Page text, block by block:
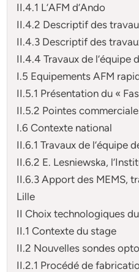
II.4.1 L’AFM d’Ando
II.4.2 Descriptif des
II.4.3 Descriptif des
II.4.4 Travaux de l’équipe
I.5 Equipements AFM
II.5.1 Présentation du «
II.5.2 Pointes
I.6 Contexte national
II.6.1 Travaux de l’équipe
II.6.2 E. Lesniewska,
II.6.3 Apport des MEMS,
Lille
II Choix technologiques
II.1 Contexte du stage
II.2 Nouvelles sondes
II.2.1 Procédé de